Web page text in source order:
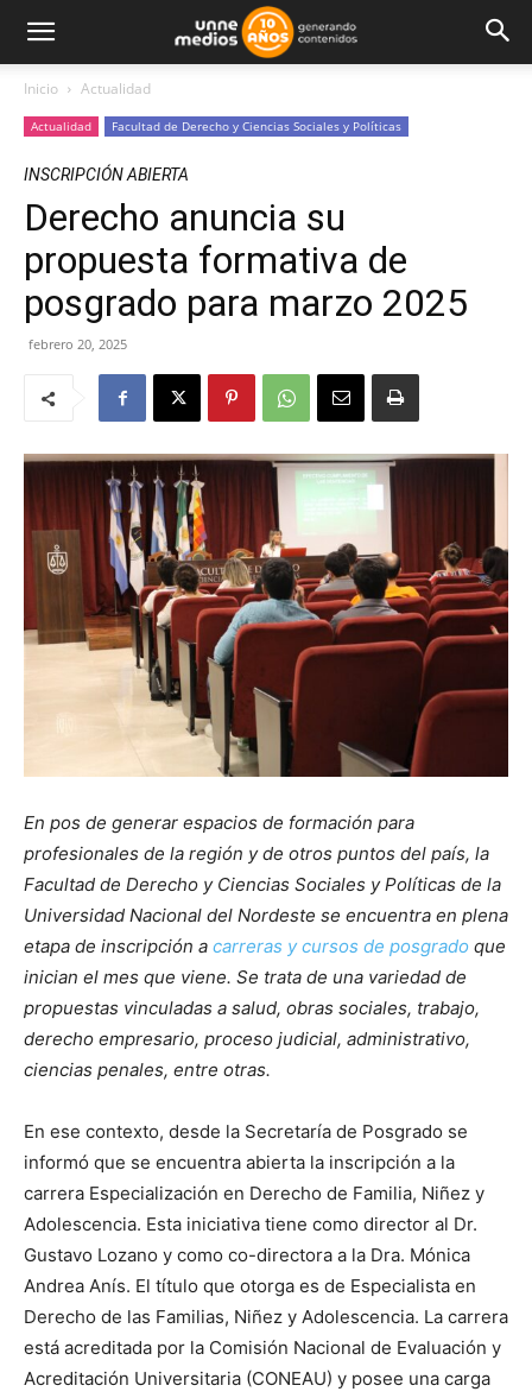
Inicio Actualidad
Actualidad Facultad de Derecho y Ciencias Sociales y Políticas
INSCRIPCIÓN ABIERTA
Derecho anuncia su
propuesta formativa de
posgrado para marzo 2025
febrero 20, 2025
En pos de generar espacios de formación para
profesionales de la región y de otros puntos del país, la
Facultad de Derecho y Ciencias Sociales y Políticas de la
Universidad Nacional del Nordeste se encuentra en plena
etapa de inscripción a carreras y cursos de posgrado que
inician el mes que viene. Se trata de una variedad de
propuestas vinculadas a salud, obras sociales, trabajo,
derecho empresario, proceso judicial, administrativo,
ciencias penales, entre otras.
En ese contexto, desde la Secretaría de Posgrado se
informó que se encuentra abierta la inscripción a la
carrera Especialización en Derecho de Familia, Niñez y
Adolescencia. Esta iniciativa tiene como director al Dr.
Gustavo Lozano y como co-directora a la Dra. Mónica
Andrea Anís. El título que otorga es de Especialista en
Derecho de las Familias, Niñez y Adolescencia. La carrera
está acreditada por la Comisión Nacional de Evaluación y
Acreditación Universitaria (CONEAU) y posee una carga